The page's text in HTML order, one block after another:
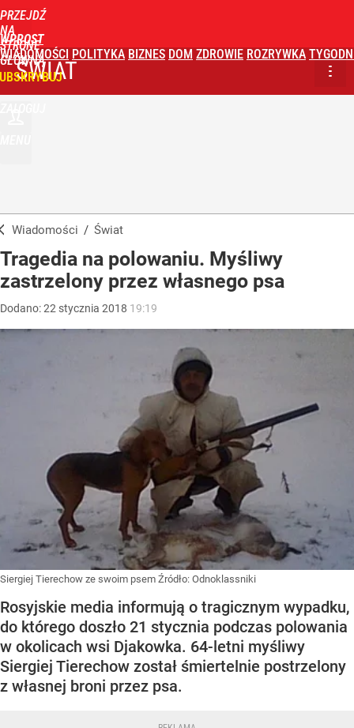
PRZEJDŹ
NA
STRONĘ
GŁÓWNĄ
WPROST
WIADOMOŚCI POLITYKA BIZNES DOM ZDROWIE ROZRYWKA
ŚWIAT
Wiadomości / Świat
Tragedia na polowaniu. Myśliwy
zastrzelony przez własnego psa
Dodano:22 stycznia 2018 19:19
Siergiej Tierechow ze swoim psem Źródło: Odnoklassniki
Rosyjskie media informują o tragicznym wypadku,
do którego doszło 21 stycznia podczas polowania
w okolicach wsi Djakowka. 64-letni myśliwy
Siergiej Tierechow został śmiertelnie postrzelony
z własnej broni przez psa.